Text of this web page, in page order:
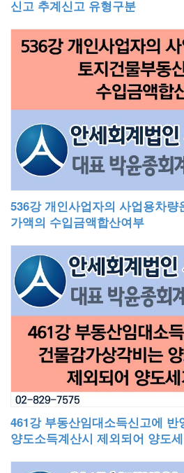
신고 추계신고 유형구분
536강 개인사업자의 사업용차
가액의 수입금액합산여부
461강 부동산임대소득신고에
양도소득계산시 제외되어 양도